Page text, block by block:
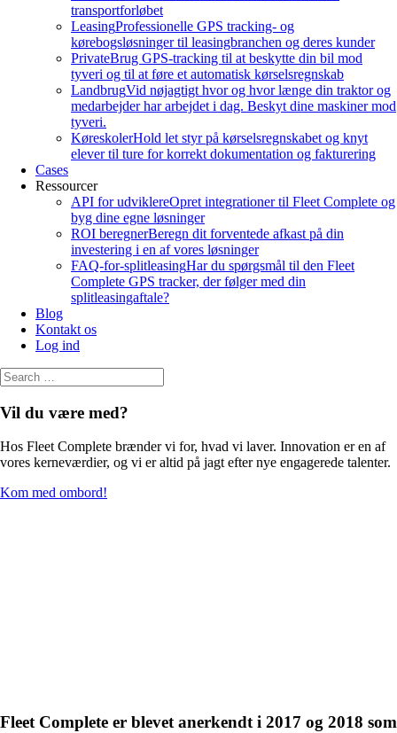
transportforløbet
LeasingProfessionelle GPS tracking- og
kørebogsløsninger til leasingbranchen og deres kunder
PrivateBrug GPS-tracking til at beskytte din bil mod
tyveri og til at føre et automatisk kørselsregnskab
LandbrugVid nøjagtigt hvor og hvor længe din traktor og
medarbejder har arbejdet i dag. Beskyt dine maskiner mod
tyveri.
KøreskolerHold let styr på kørselsregnskabet og knyt
elever til ture for korrekt dokumentation og fakturering
Cases
Ressourcer
API for udviklereOpret integrationer til Fleet Complete og
byg dine egne løsninger
ROI beregnerBeregn dit forventede afkast på din
investering i en af vores løsninger
FAQ-for-splitleasingHar du spørgsmål til den Fleet
Complete GPS tracker, der følger med din
splitleasingaftale?
Blog
Kontakt os
Log ind
Vil du være med?
Hos Fleet Complete brænder vi for, hvad vi laver. Innovation er en af
vores kerneværdier, og vi er altid på jagt efter nye engagerede talenter.
Kom med ombord!
Fleet Complete er blevet anerkendt i 2017 og 2018 som